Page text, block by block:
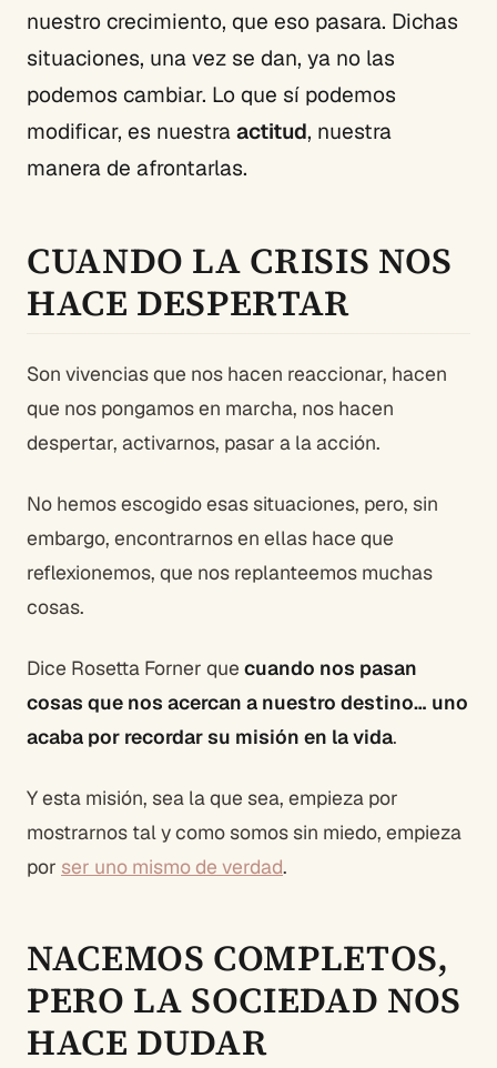
nuestro crecimiento, que eso pasara. Dichas
situaciones, una vez se dan, ya no las
podemos cambiar. Lo que sí podemos
modificar, es nuestra actitud, nuestra
manera de afrontarlas.
CUANDO LA CRISIS NOS
HACE DESPERTAR
Son vivencias que nos hacen reaccionar, hacen
que nos pongamos en marcha, nos hacen
despertar, activarnos, pasar a la acción.
No hemos escogido esas situaciones, pero, sin
embargo, encontrarnos en ellas hace que
reflexionemos, que nos replanteemos muchas
cosas.
Dice Rosetta Forner que cuando nos pasan
cosas que nos acercan a nuestro destino… uno
acaba por recordar su misión en la vida.
Y esta misión, sea la que sea, empieza por
mostrarnos tal y como somos sin miedo, empieza
por ser uno mismo de verdad.
NACEMOS COMPLETOS,
PERO LA SOCIEDAD NOS
HACE DUDAR